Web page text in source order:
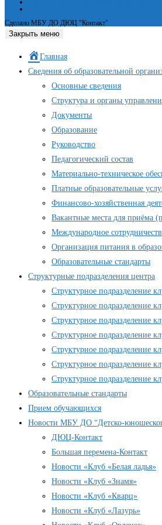
Сделано МБУ ДО ДЮЦ "Контакт"
Закрыть меню
Главная
Сведения об образовательной
Основные сведения
Структура и органы
Документы
Образование
Руководство
Педагогический состав
Материально-техническое
Платные образовательные
Финансово-хозяйственная
Вакантные места для приёма
Международное
Организация питания в
Образовательные стандарты
Структурные подразделения центра
Структурное подразделение
Структурное подразделение
Структурное подразделение
Структурное подразделение
Структурное подразделение
Структурное подразделение
Структурное подразделение
Образовательные стандарты
Прием обучающихся
Новости МБУ ДО “Детско-
ДЮЦ-Контакт
Большая перемена-Контакт
Новости «Клуб «Белая ладья»
Новости «Клуб «Знамя»
Новости «Клуб «Кварц»
Новости «Клуб «Лазурь»